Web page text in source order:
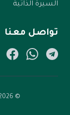
السيرة الذاتية
تواصل معنا
Telegram
WhatsApp
© 2026 أحمد سالم . جميع الحقوق محفوظة.